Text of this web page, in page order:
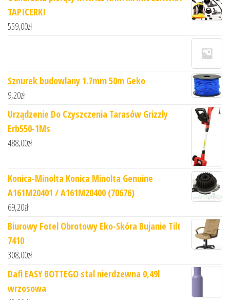
TAPICERKI
559,00zł
Sznurek budowlany 1.7mm 50m Geko
9,20zł
Urządzenie Do Czyszczenia Tarasów Grizzly
Erb550-1Ms
488,00zł
Konica-Minolta Konica Minolta Genuine
A161M20401 / A161M20400 (70676)
69,20zł
Biurowy Fotel Obrotowy Eko-Skóra Bujanie Tilt
7410
308,00zł
Dafi EASY BOTTEGO stal nierdzewna 0,49l
wrzosowa